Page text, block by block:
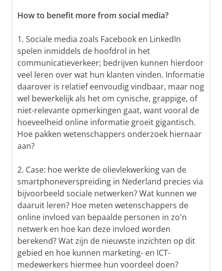
How to benefit more from social media?
1. Sociale media zoals Facebook en LinkedIn
spelen inmiddels de hoofdrol in het
communicatieverkeer; bedrijven kunnen hierdoor
veel leren over wat hun klanten vinden. Informatie
daarover is relatief eenvoudig vindbaar, maar nog
wel bewerkelijk als het om cynische, grappige, of
niet-relevante opmerkingen gaat, want vooral de
hoeveelheid online informatie groeit gigantisch.
Hoe pakken wetenschappers onderzoek hiernaar
aan?
2. Case: hoe werkte de olievlekwerking van de
smartphoneverspreiding in Nederland precies via
bijvoorbeeld sociale netwerken? Wat kunnen we
daaruit leren? Hoe meten wetenschappers de
online invloed van bepaalde personen in zo'n
netwerk en hoe kan deze invloed worden
berekend? Wat zijn de nieuwste inzichten op dit
gebied en hoe kunnen marketing- en ICT-
medewerkers hiermee hun voordeel doen?